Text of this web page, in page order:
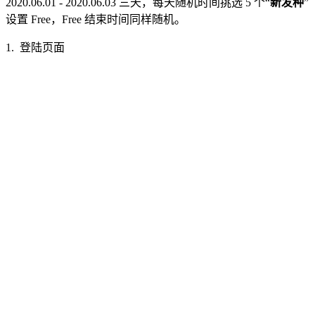
2020.06.01 - 2020.06.03 三天，每天随机时间挑选 5 个“新发种”
设置 Free，Free 结束时间同样随机。
1. 登陆页面